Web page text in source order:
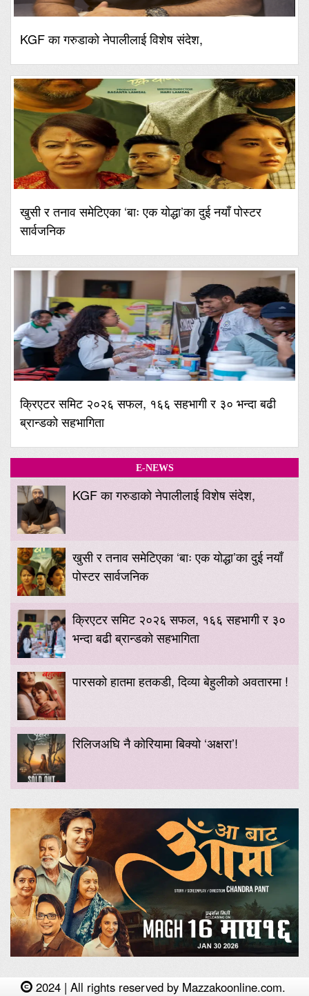
KGF का गरुडाको नेपालीलाई विशेष संदेश,
खुसी र तनाव समेटिएका ‘बाः एक योद्धा’का दुई नयाँ पोस्टर
सार्वजनिक
क्रिएटर समिट २०२६ सफल, १६६ सहभागी र ३० भन्दा बढी
ब्रान्डको सहभागिता
E-NEWS
KGF का गरुडाको नेपालीलाई विशेष संदेश,
खुसी र तनाव समेटिएका ‘बाः एक योद्धा’का दुई नयाँ
पोस्टर सार्वजनिक
क्रिएटर समिट २०२६ सफल, १६६ सहभागी र ३०
भन्दा बढी ब्रान्डको सहभागिता
पारसको हातमा हतकडी, दिव्या बेहुलीको अवतारमा !
रिलिजअघि नै कोरियामा बिक्यो ‘अक्षरा’!
2024 | All rights reserved by Mazzakoonline.com.